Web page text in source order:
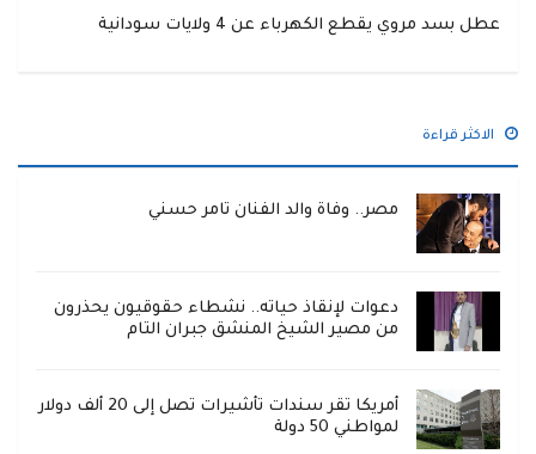
عطل بسد مروي يقطع الكهرباء عن 4 ولايات سودانية
الاكثر قراءة
مصر.. وفاة والد الفنان تامر حسني
دعوات لإنقاذ حياته.. نشطاء حقوقيون يحذرون
من مصير الشيخ المنشق جبران التام
أمريكا تقر سندات تأشيرات تصل إلى 20 ألف دولار
لمواطني 50 دولة